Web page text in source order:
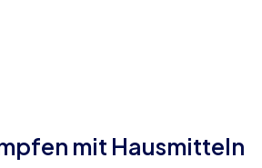
mit Hausmitteln